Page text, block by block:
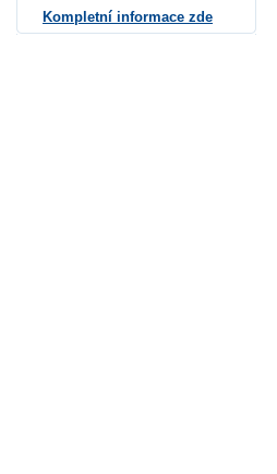
Kompletní informace zde